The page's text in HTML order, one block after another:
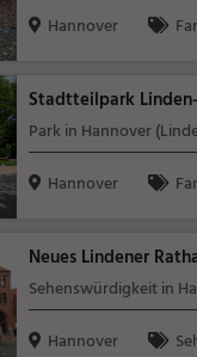
Hannover
Stadtteilpark
Park in Hannover
Hannover
Neues Lindener
Sehenswürdigkeit in
Hannover